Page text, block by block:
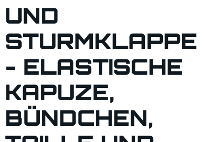
ND S
TURMKLAPPE -
ELASTISCHE K
APUZE, B
ÜNDCHEN, T